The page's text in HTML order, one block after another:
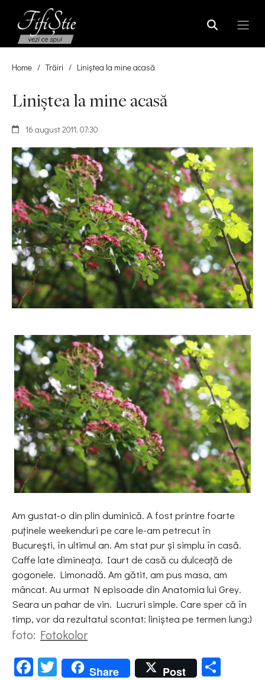
Home / Trăiri / Liniştea la mine acasă
Liniştea la mine acasă
16 august 2011, 07:30
Am gustat-o din plin duminică. A fost printre foarte
puţinele weekenduri pe care le-am petrecut în
Bucureşti, în ultimul an. Am stat pur şi simplu în casă.
Caffe late dimineaţa. Iaurt de casă cu dulceaţă de
gogonele. Limonadă. Am gătit, am pus masa, am
mâncat. Au urmat N episoade din Anatomia lui Grey.
Seara un pahar de vin. Lucruri simple. Care sper că în
timp, vor da rezultatul scontat: liniştea pe termen lung:)
foto: Fotokolor
Facebook
Twitter
Share Post